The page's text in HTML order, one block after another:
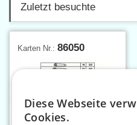
Zuletzt besuchte
Karten Nr.: 86050
Diese Webseite
Cookies.